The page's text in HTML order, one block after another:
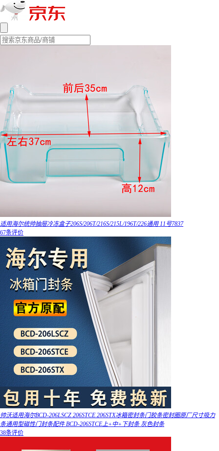
适用海尔统帅抽屉冷冻盒子206S/206T/216S/215L/196T/226通用 11号7837
67条评价
帅沃适用海尔BCD-206LSCZ 206STCE 206STX冰箱密封条门胶条密封圈原厂尺寸吸力
条通用型磁性门封条配件 BCD-206STCE上+中+下封条 灰色封条
38条评价